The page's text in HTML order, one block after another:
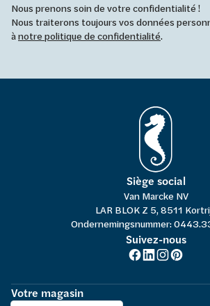
Nous prenons soin de votre confidentialité !
Nous traiterons toujours vos données
ànotre politique de confidentialité.
Siège social
Van Marcke NV
LAR BLOK Z 5, 8511
Ondernemingsnummer:
Suivez-nous
Votre magasin